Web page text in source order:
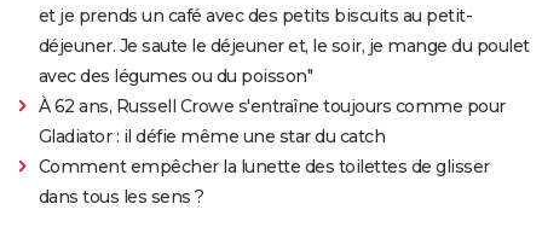
et je prends un café avec des petits biscuits au petit-
déjeuner. Je saute le déjeuner et, le soir, je mange du poulet
avec des légumes ou du poisson"
À 62 ans, Russell Crowe s'entraîne toujours comme pour
Gladiator : il défie même une star du catch
Comment empêcher la lunette des toilettes de glisser
dans tous les sens ?